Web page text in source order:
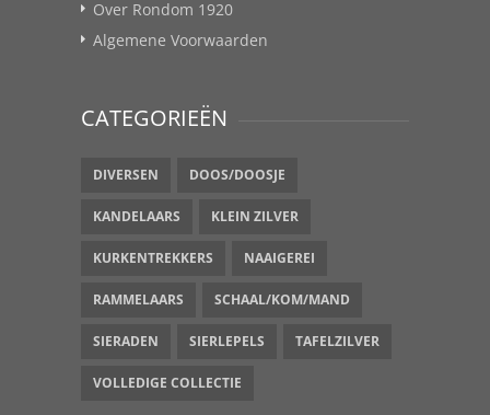
Over Rondom 1920
Algemene Voorwaarden
CATEGORIEËN
DIVERSEN DOOS/DOOSJE
KANDELAARS KLEIN ZILVER
KURKENTREKKERS NAAIGEREI
RAMMELAARS SCHAAL/KOM/MAND
SIERADEN SIERLEPELS TAFELZILVER
VOLLEDIGE COLLECTIE